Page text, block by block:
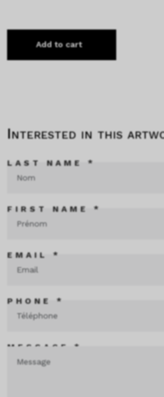
Add to cart
Interested in this
LAST NAME *
FIRST NAME *
EMAIL *
PHONE *
MESSAGE *